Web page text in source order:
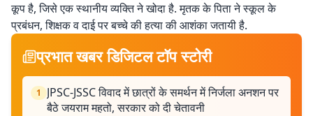
कूप है, जिसे एक स्थानीय व्यक्ति ने खोदा है. मृतक के पिता ने स्कूल के
प्रबंधन, शिक्षक व दाई पर बच्चे की हत्या की आशंका जतायी है.
प्रभात खबर डिजिटल टॉप स्टोरी
1
JPSC-JSSC विवाद में छात्रों के समर्थन में निर्जला अनशन पर
बैठे जयराम महतो, सरकार को दी चेतावनी